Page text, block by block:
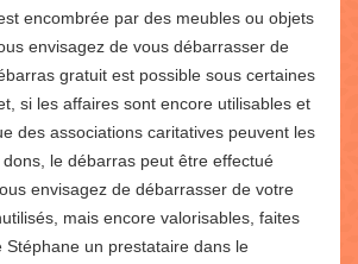
encombrée par des meubles ou objets
envisagez de vous débarrasser de
gratuit est possible sous certaines
si les affaires sont encore utilisables et
des associations caritatives peuvent les
le débarras peut être effectué
envisagez de débarrasser de votre
mais encore valorisables, faites
Stéphane un prestataire dans le